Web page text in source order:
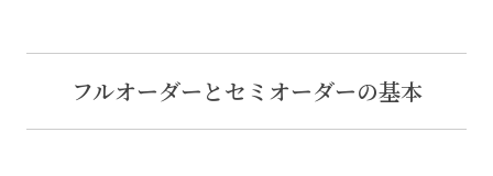
フルオーダーとセミオーダーの基本